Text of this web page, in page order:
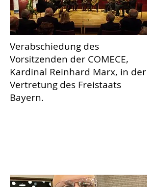
Verabschiedung des
Vorsitzenden der COMECE,
Kardinal Reinhard Marx, in der
Vertretung des Freistaats
Bayern.